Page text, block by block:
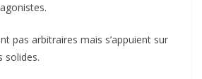
pas arbitraires mais s’appuient sur
solides.